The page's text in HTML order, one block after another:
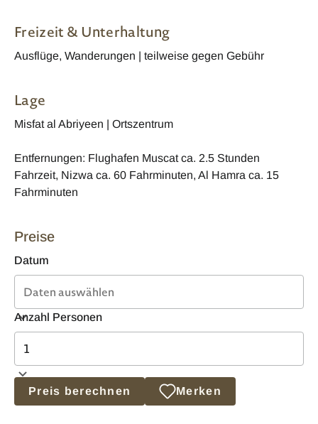
Freizeit & Unterhaltung
Ausflüge, Wanderungen | teilweise gegen Gebühr
Lage
Misfat al Abriyeen | Ortszentrum
Entfernungen: Flughafen Muscat ca. 2.5 Stunden
Fahrzeit, Nizwa ca. 60 Fahrminuten, Al Hamra ca. 15
Fahrminuten
Preise
Datum
Anzahl Personen
Preis berechnen Merken